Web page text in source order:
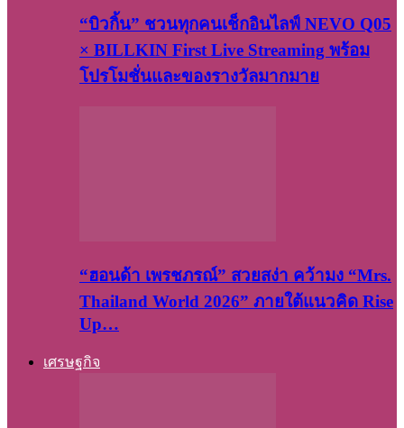
“บิวกิ้น” ชวนทุกคนเช็กอินไลฟ์ NEVO Q05
× BILLKIN First Live Streaming พร้อม
โปรโมชั่นและของรางวัลมากมาย
“ฮอนด้า เพรชภรณ์” สวยสง่า คว้ามง “Mrs.
Thailand World 2026” ภายใต้แนวคิด Rise
Up…
เศรษฐกิจ